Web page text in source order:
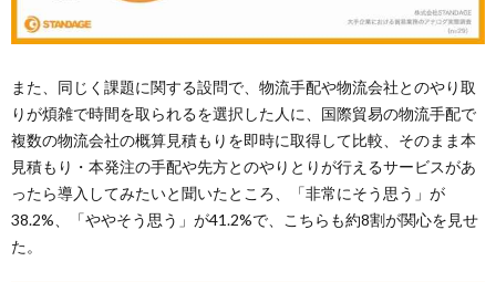
また、同じく課題に関する設問で、物流手配や物流会社とのやり取
りが煩雑で時間を取られるを選択した人に、国際貿易の物流手配で
複数の物流会社の概算見積もりを即時に取得して比較、そのまま本
見積もり・本発注の手配や先方とのやりとりが行えるサービスがあ
ったら導入してみたいと聞いたところ、「非常にそう思う」が
38.2%、「ややそう思う」が41.2%で、こちらも約8割が関心を見せ
た。